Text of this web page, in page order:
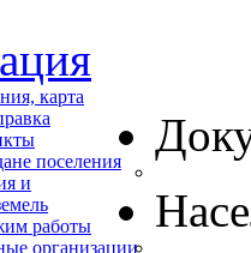
карта
поселения
и
работы
организации